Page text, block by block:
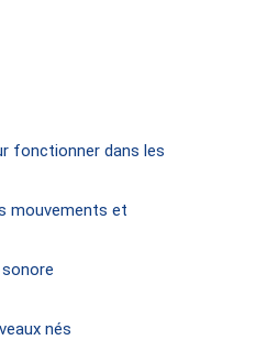
fonctionner dans les
mouvements et
nés